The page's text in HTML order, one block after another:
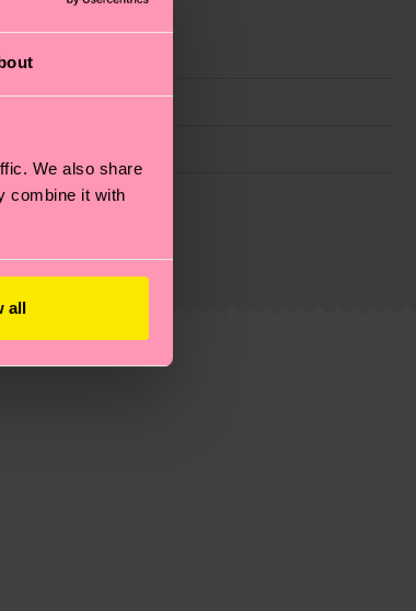
We also share
combine it with
all
meno emissioni, amore per i calzini… e
alla nostra